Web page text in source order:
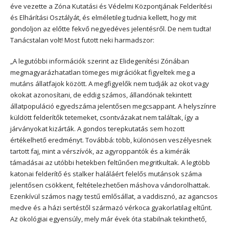
éve vezette a Zóna Kutatási és Védelmi Központjának Felderítési
és Elhárítási Osztályát, és elméletileg tudnia kellett, hogy mit
gondoljon az előtte fekvő negyedéves jelentésről. De nem tudta!
Tanácstalan volt! Most futott neki harmadszor:
„A legutóbbi információk szerint az Elidegenítési Zónában
megmagyarázhatatlan tömeges migrációkat figyeltek meg a
mutáns állatfajok között. A megfigyelők nem tudják az okot vagy
okokat azonosítani, de eddig számos, állandónak tekintett
állatpopuláció egyedszáma jelentősen megcsappant. A helyszínre
küldött felderítők tetemeket, csontvázakat nem találtak, így a
járványokat kizárták. A gondos terepkutatás sem hozott
értékelhető eredményt. Továbbá: több, különösen veszélyesnek
tartott faj, mint a vérszívók, az agyroppantók és a kimérák
támadásai az utóbbi hetekben feltűnően megritkultak. A legtöbb
katonai felderítő és stalker haláláért felelős mutánsok száma
jelentősen csökkent, feltételezhetően máshova vándorolhattak.
Ezenkívül számos nagy testű emlősállat, a vaddisznó, az agancsos
medve és a házi sertéstől származó vérkoca gyakorlatilag eltűnt.
Az ökológiai egyensúly, mely már évek óta stabilnak tekinthető,